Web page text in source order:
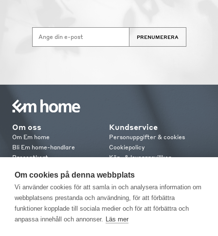
PRENUMERERA
Om oss
Om Em home
Bli Em home-handlare
Presentkort
Em home Club
Medlemsvillkor
Kundservice
Personuppgifter & cookies
Cookiepolicy
Köp- & leveransvillkor
Retur & reklamation
Kontakt
Kontakta oss
Om cookies på denna webbplats
Vi använder cookies för att samla in och analysera information om
webbplatsens prestanda och användning, för att förbättra
funktioner kopplade till sociala medier och för att förbättra och
anpassa innehåll och annonser. Läs mer